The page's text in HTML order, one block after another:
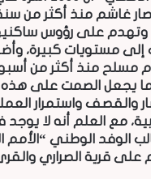
غاشم منذ أكثر من
وتهدم على رؤوس
إلى مستويات كبيرة،
مسلح منذ أكثر من
يجعل الصمت على هذه
والقصف واستمرار
مع العلم أنه لا يوجد
الوفد الوطني “الأمم
قرية الصراري